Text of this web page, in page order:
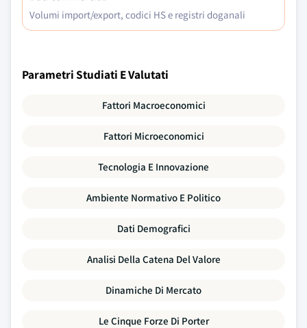
Volumi import/export, codici HS e registri doganali
Parametri Studiati E Valutati
Fattori Macroeconomici
Fattori Microeconomici
Tecnologia E Innovazione
Ambiente Normativo E Politico
Dati Demografici
Analisi Della Catena Del Valore
Dinamiche Di Mercato
Le Cinque Forze Di Porter